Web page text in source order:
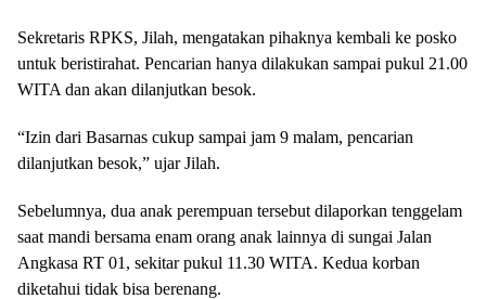
Sekretaris RPKS, Jilah, mengatakan pihaknya kembali ke posko
untuk beristirahat. Pencarian hanya dilakukan sampai pukul 21.00
WITA dan akan dilanjutkan besok.
“Izin dari Basarnas cukup sampai jam 9 malam, pencarian
dilanjutkan besok,” ujar Jilah.
Sebelumnya, dua anak perempuan tersebut dilaporkan tenggelam
saat mandi bersama enam orang anak lainnya di sungai Jalan
Angkasa RT 01, sekitar pukul 11.30 WITA. Kedua korban
diketahui tidak bisa berenang.